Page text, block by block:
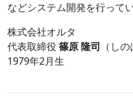
などシステム開発を行ってい
株式会社オルタ
代表取締役 篠原 隆司 （し
1979年2月生